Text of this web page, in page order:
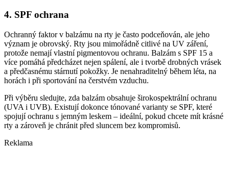
4. SPF ochrana
Ochranný faktor v balzámu na rty je často podceňován, ale jeho
význam je obrovský. Rty jsou mimořádně citlivé na UV záření,
protože nemají vlastní pigmentovou ochranu. Balzám s SPF 15 a
více pomáhá předcházet nejen spálení, ale i tvorbě drobných vrásek
a předčasnému stárnutí pokožky. Je nenahraditelný během léta, na
horách i při sportování na čerstvém vzduchu.
Při výběru sledujte, zda balzám obsahuje širokospektrální ochranu
(UVA i UVB). Existují dokonce tónované varianty se SPF, které
spojují ochranu s jemným leskem – ideální, pokud chcete mít krásné
rty a zároveň je chránit před sluncem bez kompromisů.
Reklama